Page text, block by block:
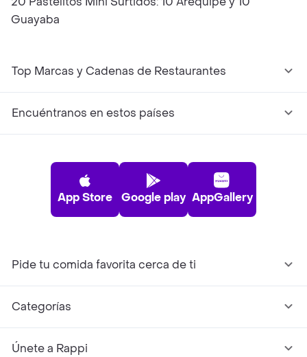
Guayaba
Top Marcas y Cadenas de Restaurantes
Encuéntranos en estos países
App Store Google play AppGallery
Pide tu comida favorita cerca de ti
Categorías
Únete a Rappi